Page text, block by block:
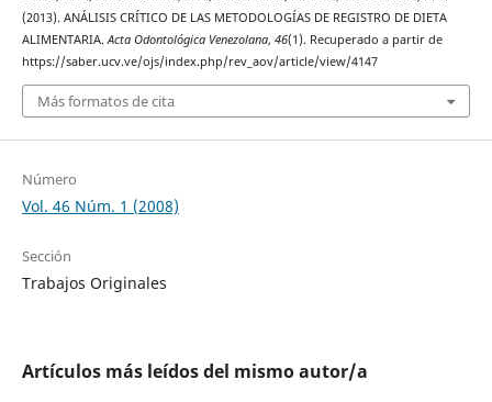
(2013). ANÁLISIS CRÍTICO DE LAS METODOLOGÍAS DE REGISTRO DE DIETA
ALIMENTARIA.Acta Odontológica Venezolana, 46(1). Recuperado a partir de
https://saber.ucv.ve/ojs/index.php/rev_aov/article/view/4147
Más formatos de cita
Número
Vol. 46 Núm. 1 (2008)
Sección
Trabajos Originales
Artículos más leídos del mismo autor/a